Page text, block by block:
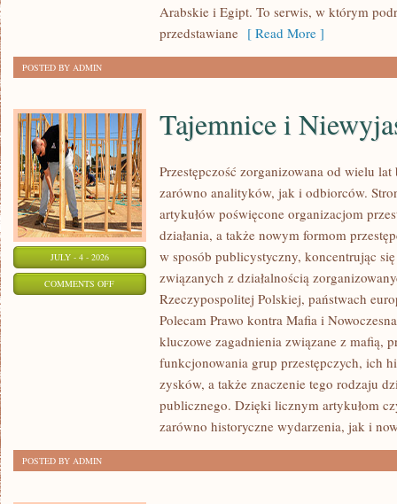
Arabskie i Egipt. To serwis, w którym
przedstawiane [ Read More ]
POSTED BY ADMIN
JULY - 4 - 2026
COMMENTS OFFON
TAJEMNICE
NIEWYJAŚNIONE
Tajemnice i
Przestępczość zorganizowana od wielu
zarówno analityków, jak i odbiorców.
artykułów poświęcone organizacjom
działania, a także nowym formom
w sposób publicystyczny, koncentrując
związanych z działalnością
Rzeczypospolitej Polskiej, państwach
Polecam Prawo kontra Mafia i
kluczowe zagadnienia związane z mafią,
funkcjonowania grup przestępczych, ich
zysków, a także znaczenie tego rodzaju
publicznego. Dzięki licznym artykułom
zarówno historyczne wydarzenia, jak i
POSTED BY ADMIN